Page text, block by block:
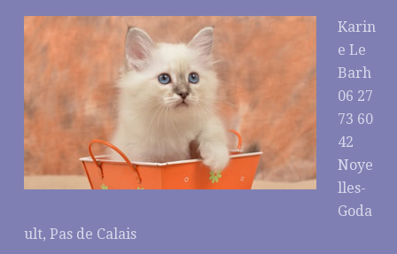
Karin
e Le
Barh
06 27
73 60
42
Noye
lles-
Goda
ult, Pas de Calais